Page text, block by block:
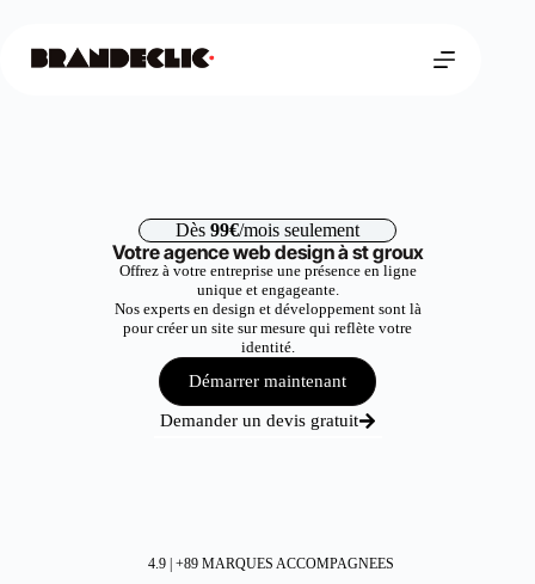
Dès 99€/mois seulement
Votre agence web design à st groux
Offrez à votre entreprise une présence en ligne
unique et engageante.
Nos experts en design et développement sont là
pour créer un site sur mesure qui reflète votre
identité.
Démarrer maintenant
Demander un devis gratuit
4.9 | +89 MARQUES ACCOMPAGNEES